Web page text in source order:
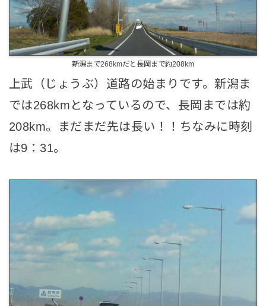
新潟まで268kmだと長岡まで約208km
上武（じょうぶ）道路の始まりです。新潟ま
では268kmとなっているので、長岡までは約
208km。まだまだ先は長い！！ちなみに時刻
は9：31。